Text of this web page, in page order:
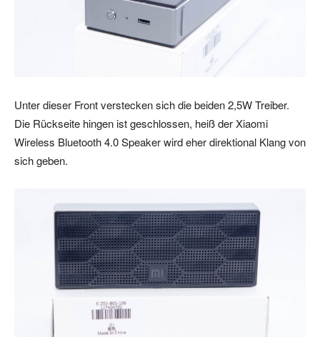
Unter dieser Front verstecken sich die beiden 2,5W Treiber.
Die Rückseite hingen ist geschlossen, heiß der Xiaomi
Wireless Bluetooth 4.0 Speaker wird eher direktional Klang von
sich geben.